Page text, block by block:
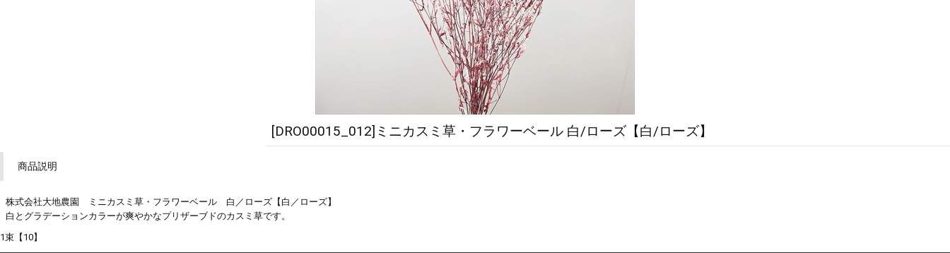
[DRO00015_012]ミニカスミ草・フラワーベール 白/ローズ【白/ローズ】
商品説明
株式会社大地農園 ミニカスミ草・フラワーベール 白／ローズ【白／ローズ】
白とグラデーションカラーが爽やかなプリザーブドのカスミ草です。
1束【10】